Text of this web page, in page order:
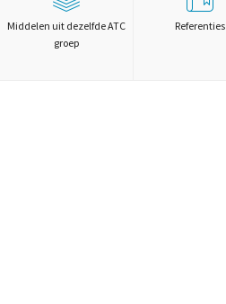
Middelen uit dezelfde ATC
groep
Referenties